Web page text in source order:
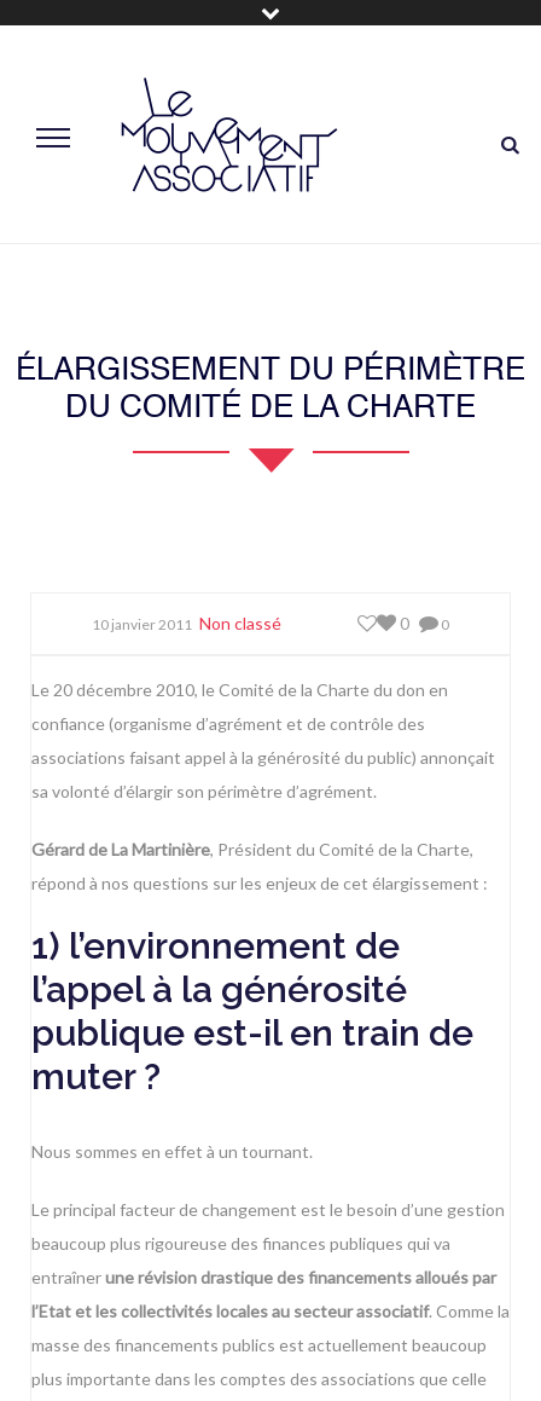
ÉLARGISSEMENT DU PÉRIMÈTRE
DU COMITÉ DE LA CHARTE
10 janvier 2011 Non classé 0
0
Le 20 décembre 2010, le Comité de la Charte du don en
confiance (organisme d’agrément et de contrôle des
associations faisant appel à la générosité du public) annonçait
sa volonté d’élargir son périmètre d’agrément.
Gérard de La Martinière, Président du Comité de la Charte,
répond à nos questions sur les enjeux de cet élargissement :
1) l’environnement de
l’appel à la générosité
publique est-il en train de
muter ?
Nous sommes en effet à un tournant.
Le principal facteur de changement est le besoin d’une gestion
beaucoup plus rigoureuse des finances publiques qui va
entraînerune révision drastique des financements alloués par
l’Etat et les collectivités locales au secteur associatif. Comme la
masse des financements publics est actuellement beaucoup
plus importante dans les comptes des associations que celle